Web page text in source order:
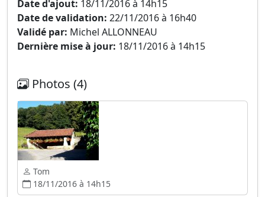
Date d'ajout: 18/11/2016 à 14h15
Date de validation: 22/11/2016 à 16h40
Validé par: Michel ALLONNEAU
Dernière mise à jour: 18/11/2016 à 14h15
Photos (4)
Tom
18/11/2016 à 14h15